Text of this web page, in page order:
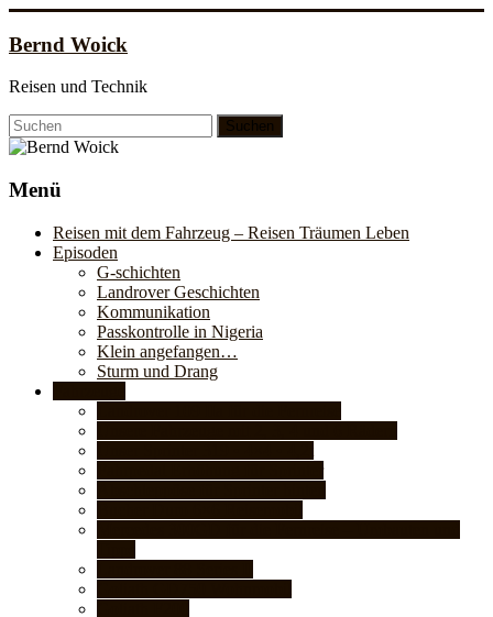
Inhalt
springen
Bernd Woick
Reisen und Technik
Menü
Reisen mit dem Fahrzeug – Reisen Träumen Leben
Episoden
G-schichten
Landrover Geschichten
Kommunikation
Passkontrolle in Nigeria
Klein angefangen…
Sturm und Drang